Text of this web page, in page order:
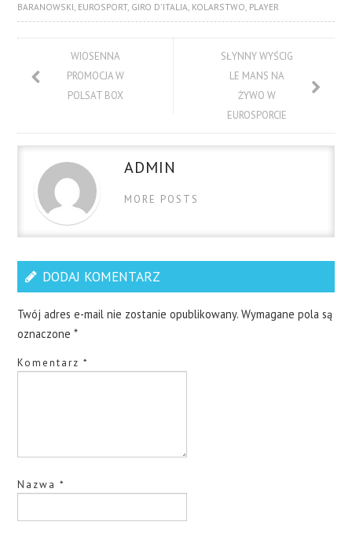
BARANOWSKI, EUROSPORT, GIRO D'ITALIA, KOLARSTWO, PLAYER
WIOSENNA
PROMOCJA W
POLSAT BOX
SŁYNNY WYŚCIG
LE MANS NA
ŻYWO W
EUROSPORCIE
ADMIN
MORE POSTS
DODAJ KOMENTARZ
Twój adres e-mail nie zostanie opublikowany. Wymagane pola są
oznaczone*
Komentarz*
Nazwa*